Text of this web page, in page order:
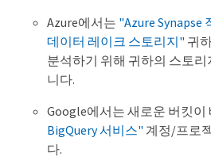
Azure에서는 "Azure Synapse
데이터 레이크 스토리지" 귀
분석하기 위해 귀하의 스토
니다.
Google에서는 새로운 버킷이
BigQuery 서비스" 계정/프로
다.